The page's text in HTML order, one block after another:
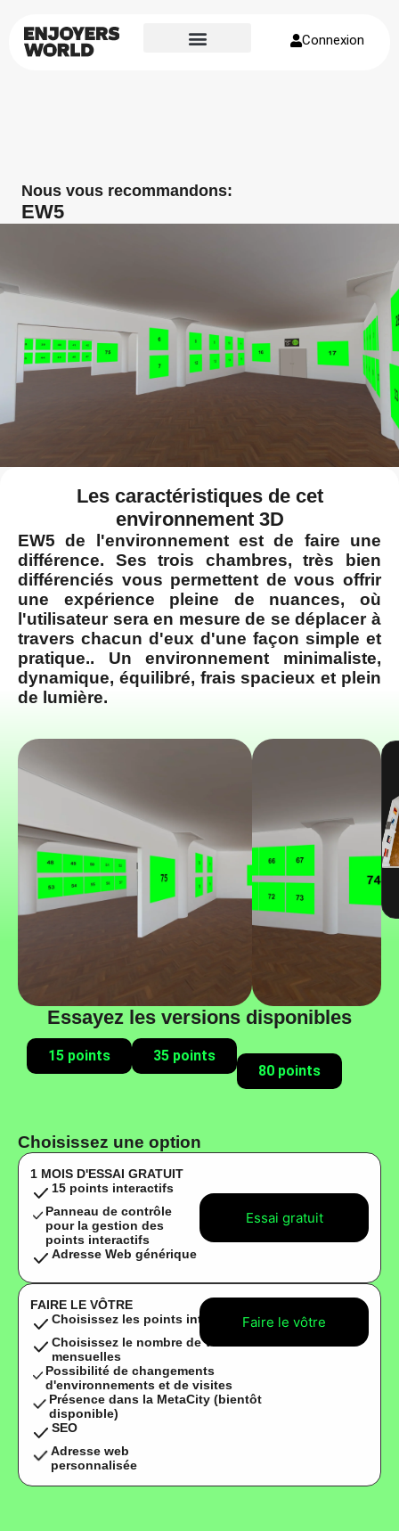
Connexion
Nous vous recommandons:
EW5
Les caractéristiques de cet
environnement 3D
EW5 de l'environnement est de faire une
différence. Ses trois chambres, très bien
différenciés vous permettent de vous offrir
une expérience pleine de nuances, où
l'utilisateur sera en mesure de se déplacer à
travers chacun d'eux d'une façon simple et
pratique.. Un environnement minimaliste,
dynamique, équilibré, frais spacieux et plein
de lumière.
Essayez les versions disponibles
15 points
35 points
80 points
Choisissez une option
1 MOIS D'ESSAI GRATUIT
15 points interactifs
Panneau de contrôle
pour la gestion des
points interactifs
Adresse Web générique
Essai gratuit
FAIRE LE VÔTRE
Choisissez les points interactifs
Choisissez le nombre de visites
mensuelles
Possibilité de changements
d'environnements et de visites
Présence dans la MetaCity (bientôt
disponible)
SEO
Adresse web
personnalisée
Faire le vôtre